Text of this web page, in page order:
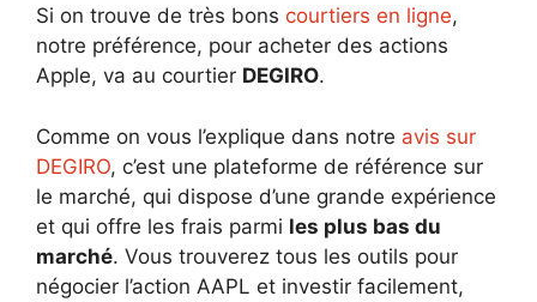
Si on trouve de très bons courtiers en ligne,
notre préférence, pour acheter des actions
Apple, va au courtier DEGIRO.
Comme on vous l’explique dans notre avis sur
DEGIRO, c’est une plateforme de référence sur
le marché, qui dispose d’une grande expérience
et qui offre les frais parmi les plus bas du
marché. Vous trouverez tous les outils pour
négocier l’action AAPL et investir facilement,